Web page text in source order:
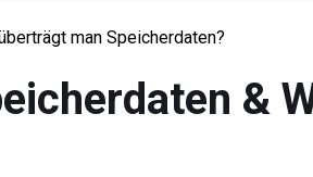
man Speicherdaten?
&